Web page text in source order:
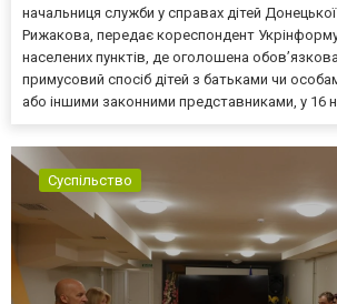
начальниця служби у справах дітей
Рижакова, передає кореспондент
населених пунктів, де оголошена
примусовий спосіб дітей з батьками чи
або іншими законними представниками, у 16
Суспільство